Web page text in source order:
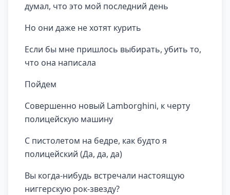
думал, что это мой последний день
Но они даже не хотят курить
Если бы мне пришлось выбирать, убить то,
что она написала
Пойдем
Совершенно новый Lamborghini, к черту
полицейскую машину
С пистолетом на бедре, как будто я
полицейский (Да, да, да)
Вы когда-нибудь встречали настоящую
ниггерскую рок-звезду?